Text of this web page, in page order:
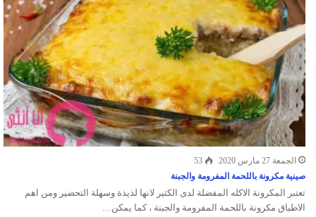
الجمعة 27 مارس 2020
53
صينية مكرونة باللحمة المفرومة والجبنة
تعتبر المكرونة الاكله المفضلة لدى الكثير لانها لذيذة وسهلة التحضير ومن اهم
الاطباق مكرونة باللحمة المفرومة والجبنة ، كما يمكن…